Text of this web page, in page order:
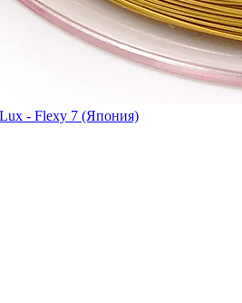
- Flexy 7 (Япония)